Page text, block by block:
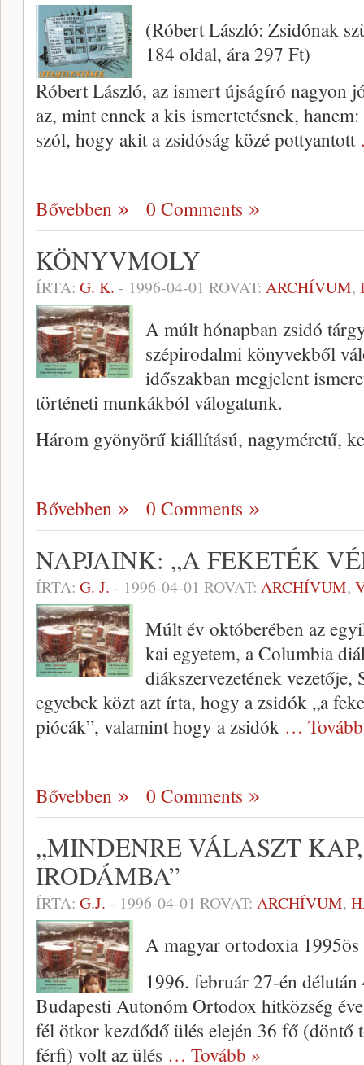
(Róbert László: Zsidónak
184 oldal, ára 297 Ft)
Róbert László, az ismert újságíró nagyon
az, mint ennek a kis ismertetésnek,
szól, hogy akit a zsidóság közé pottyantott
Bővebben 0 Comments
KÖNYVMOLY
ÍRTA: G. K. - 1996-04-01 ROVAT: ARCHÍVUM,
A múlt hónapban zsidó
szépirodalmi köny­vekből
időszakban megjelent
történeti munkákból válogatunk.
Három gyönyörű kiállítású, nagymé­retű,
Bővebben 0 Comments
NAPJAINK: „A FEKETÉK
ÍRTA: G. J. - 1996-04-01 ROVAT: ARCHÍVUM,
Múlt év októberében az
kai egyetem, a Columbia
diákszer­vezetének
egyebek közt azt írta, hogy a zsidók „a
piócák”, valamint hogy a zsidók …
Bővebben 0 Comments
„MINDENRE VÁLASZT
IRODÁMBA”
ÍRTA: G.J. - 1996-04-01 ROVAT: ARCHÍVUM,
A magyar ortodoxia 1995ös
1996. február 27-én
Budapes­ti Autonóm Ortodox hitközség
fél ötkor kezdődő ülés elején 36 fő (döntő
férfi) volt az ülés … Tovább »